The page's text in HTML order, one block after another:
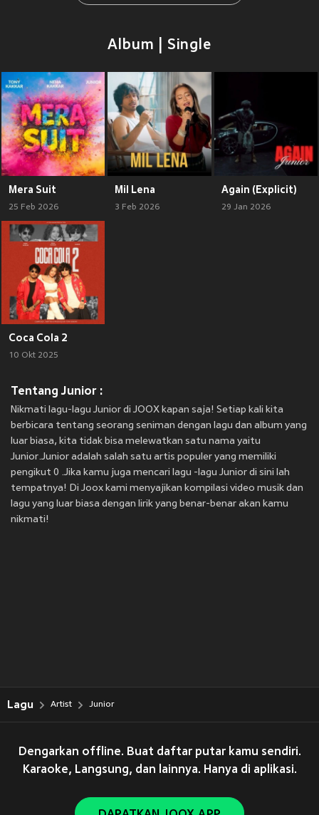
Album | Single
Mera Suit
25 Feb 2026
Mil Lena
3 Feb 2026
Again (Explicit)
29 Jan 2026
Coca Cola 2
10 Okt 2025
Tentang Junior :
Nikmati lagu-lagu Junior di JOOX kapan saja! Setiap kali kita
berbicara tentang seorang seniman dengan lagu dan album yang
luar biasa, kita tidak bisa melewatkan satu nama yaitu
Junior.Junior adalah salah satu artis populer yang memiliki
pengikut 0 .Jika kamu juga mencari lagu -lagu Junior di sini lah
tempatnya! Di Joox kami menyajikan kompilasi video musik dan
lagu yang luar biasa dengan lirik yang benar-benar akan kamu
nikmati!
Lagu Artist Junior
Dengarkan offline. Buat daftar putar kamu sendiri.
Karaoke, Langsung, dan lainnya. Hanya di aplikasi.